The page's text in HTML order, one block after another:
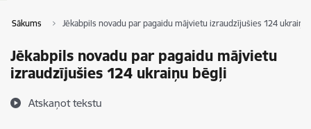
Sākums Jēkabpils novadu par pagaidu mājvietu izraudzījušies 124 ukraiņu
Jēkabpils novadu par pagaidu mājvietu
izraudzījušies 124 ukraiņu bēgļi
Atskaņot tekstu